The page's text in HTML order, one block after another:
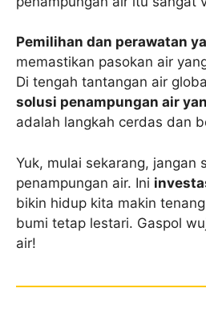
Pemilihan dan perawatan
memastikan pasokan air
Di tengah tantangan air
solusi penampungan air
adalah langkah cerdas dan
Yuk, mulai sekarang, jangan
penampungan air. Ini
bikin hidup kita makin
bumi tetap lestari. Gaspol
air!